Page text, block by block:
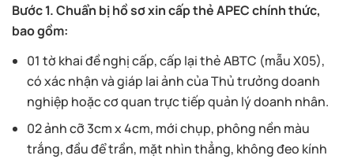
Bước 1. Chuẩn bị hồ sơ xin cấp thẻ APEC chính thức,
bao gồm:
01 tờ khai đề nghị cấp, cấp lại thẻ ABTC (mẫu X05),
có xác nhận và giáp lai ảnh của Thủ trưởng doanh
nghiệp hoặc cơ quan trực tiếp quản lý doanh nhân.
02 ảnh cỡ 3cm x 4cm, mới chụp, phông nền màu
trắng, đầu để trần, mặt nhìn thẳng, không đeo kính